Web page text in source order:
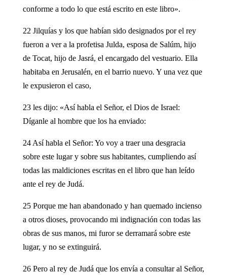
conforme a todo lo que está escrito en este libro».
22 Jilquías y los que habían sido designados por el rey
fueron a ver a la profetisa Julda, esposa de Salúm, hijo
de Tocat, hijo de Jasrá, el encargado del vestuario. Ella
habitaba en Jerusalén, en el barrio nuevo. Y una vez que
le expusieron el caso,
23 les dijo: «Así habla el Señor, el Dios de Israel:
Díganle al hombre que los ha enviado:
24 Así habla el Señor: Yo voy a traer una desgracia
sobre este lugar y sobre sus habitantes, cumpliendo así
todas las maldiciones escritas en el libro que han leído
ante el rey de Judá.
25 Porque me han abandonado y han quemado incienso
a otros dioses, provocando mi indignación con todas las
obras de sus manos, mi furor se derramará sobre este
lugar, y no se extinguirá.
26 Pero al rey de Judá que los envía a consultar al Señor,